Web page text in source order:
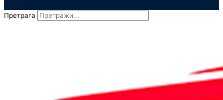
Претрага